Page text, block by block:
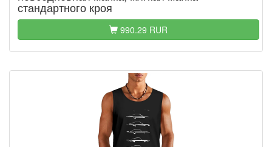
стандартного кроя
990.29 RUR